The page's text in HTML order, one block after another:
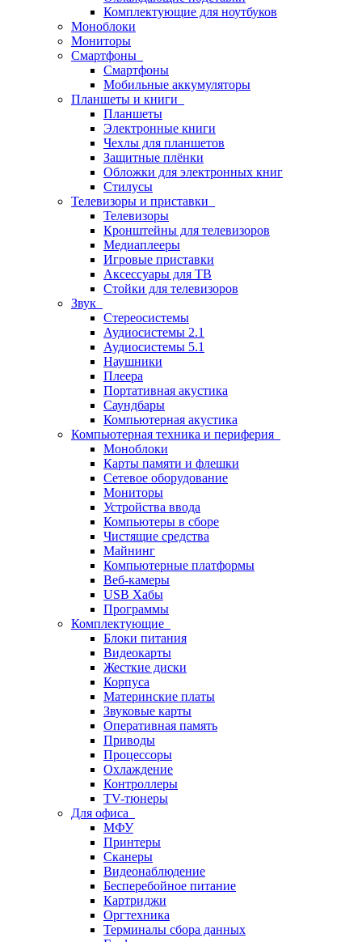
Комплектующие для ноутбуков
Моноблоки
Мониторы
Смартфоны
Смартфоны
Мобильные аккумуляторы
Планшеты и книги
Планшеты
Электронные книги
Чехлы для планшетов
Защитные плёнки
Обложки для электронных книг
Стилусы
Телевизоры и приставки
Телевизоры
Кронштейны для телевизоров
Медиаплееры
Игровые приставки
Аксессуары для ТВ
Стойки для телевизоров
Звук
Стереосистемы
Аудиосистемы 2.1
Аудиосистемы 5.1
Наушники
Плеера
Портативная акустика
Саундбары
Компьютерная акустика
Компьютерная техника и периферия
Моноблоки
Карты памяти и флешки
Сетевое оборудование
Мониторы
Устройства ввода
Компьютеры в сборе
Чистящие средства
Майнинг
Компьютерные платформы
Веб-камеры
USB Хабы
Программы
Комплектующие
Блоки питания
Видеокарты
Жесткие диски
Корпуса
Материнские платы
Звуковые карты
Оперативная память
Приводы
Процессоры
Охлаждение
Контроллеры
TV-тюнеры
Для офиса
МФУ
Принтеры
Сканеры
Видеонаблюдение
Бесперебойное питание
Картриджи
Оргтехника
Терминалы сбора данных